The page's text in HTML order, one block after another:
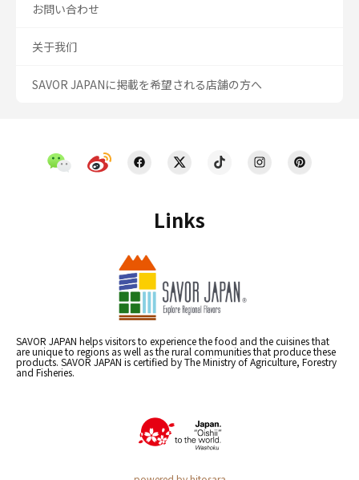
Links
SAVOR JAPAN helps visitors to experience the food and the cuisines that
are unique to regions as well as the rural communities that produce these
products. SAVOR JAPAN is certified by The Ministry of Agriculture, Forestry
and Fisheries.
お問い合わせ
关于我们
SAVOR JAPANに掲載を希望される店舗の方へ